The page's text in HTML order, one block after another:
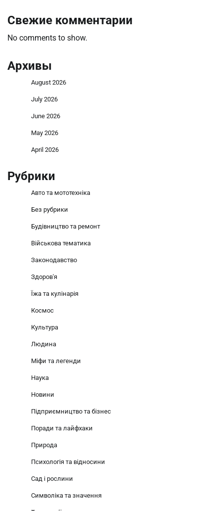
Свежие комментарии
No comments to show.
Архивы
August 2026
July 2026
June 2026
May 2026
April 2026
Рубрики
Авто та мототехніка
Без рубрики
Будівництво та ремонт
Військова тематика
Законодавство
Здоров'я
Їжа та кулінарія
Космос
Культура
Людина
Міфи та легенди
Наука
Новини
Підприємництво та бізнес
Поради та лайфхаки
Природа
Психологія та відносини
Сад і рослини
Символіка та значення